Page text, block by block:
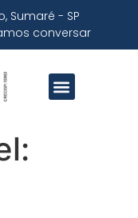
Sumaré - SP
conversar